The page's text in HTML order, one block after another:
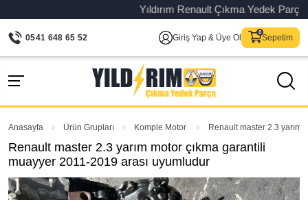
Yıldırım Renault Çıkma Yedek Parça
0541 648 65 52 Giriş Yap & Üye Ol Sepetim
Anasayfa Ürün Grupları Komple Motor Renault master 2.3 yarım
Renault master 2.3 yarım motor çıkma garantili
muayyer 2011-2019 arası uyumludur